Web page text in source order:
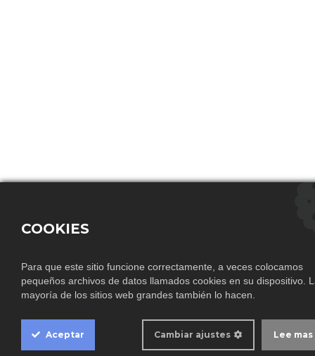
Cookie
Box
Settings
COOKIES
Para que este sitio funcione correctamente, a veces colocamos
pequeños archivos de datos llamados cookies en su dispositivo.
mayoría de los sitios web grandes también lo hacen.
Aceptar Lee mas
Cambiar ajustes